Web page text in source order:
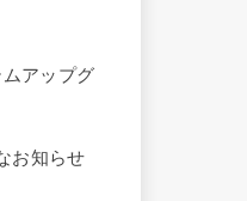
アップグ
お知らせ